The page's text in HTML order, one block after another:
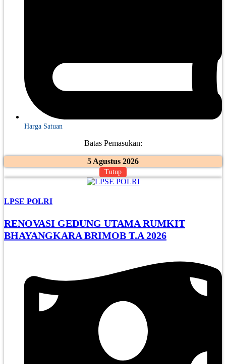
Harga Satuan
Batas Pemasukan:
5 Agustus 2026
Tutup
LPSE POLRI
RENOVASI GEDUNG UTAMA RUMKIT
BHAYANGKARA BRIMOB T.A 2026